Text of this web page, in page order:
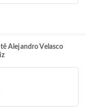
Alejandro Velasco